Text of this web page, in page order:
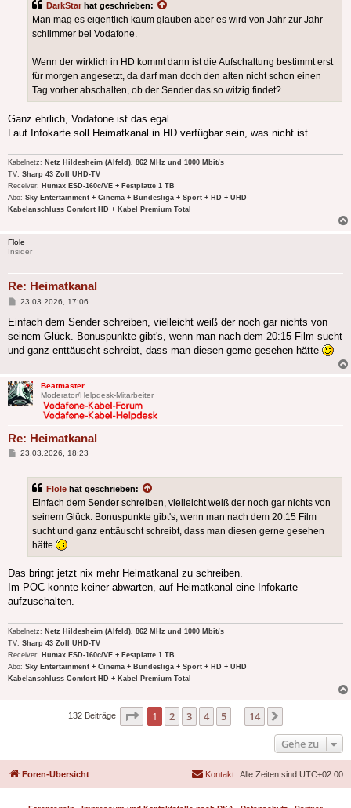
DarkStar hat geschrieben:
Man mag es eigentlich kaum glauben aber es wird von Jahr zur Jahr
schlimmer bei Vodafone.
Wenn der wirklich in HD kommt dann ist die Aufschaltung bestimmt erst
für morgen angesetzt, da darf man doch den alten nicht schon einen
Tag vorher abschalten, ob der Sender das so witzig findet?
Ganz ehrlich, Vodafone ist das egal.
Laut Infokarte soll Heimatkanal in HD verfügbar sein, was nicht ist.
Kabelnetz: Netz Hildesheim (Alfeld). 862 MHz und 1000 Mbit/s
TV: Sharp 43 Zoll UHD-TV
Receiver: Humax ESD-160c/VE + Festplatte 1 TB
Abo: Sky Entertainment + Cinema + Bundesliga + Sport + HD + UHD
Kabelanschluss Comfort HD + Kabel Premium Total
Flole
Insider
Re: Heimatkanal
Beitrag
23.03.2026, 17:06
Einfach dem Sender schreiben, vielleicht weiß der noch gar nichts von
seinem Glück. Bonuspunkte gibt's, wenn man nach dem 20:15 Film sucht
und ganz enttäuscht schreibt, dass man diesen gerne gesehen hätte
Beatmaster
Moderator/Helpdesk-Mitarbeiter
Re: Heimatkanal
Beitrag
23.03.2026, 18:23
Flole hat geschrieben:
Einfach dem Sender schreiben, vielleicht weiß der noch gar nichts von
seinem Glück. Bonuspunkte gibt's, wenn man nach dem 20:15 Film
sucht und ganz enttäuscht schreibt, dass man diesen gerne gesehen
hätte
Das bringt jetzt nix mehr Heimatkanal zu schreiben.
Im POC konnte keiner abwarten, auf Heimatkanal eine Infokarte
aufzuschalten.
Kabelnetz: Netz Hildesheim (Alfeld). 862 MHz und 1000 Mbit/s
TV: Sharp 43 Zoll UHD-TV
Receiver: Humax ESD-160c/VE + Festplatte 1 TB
Abo: Sky Entertainment + Cinema + Bundesliga + Sport + HD + UHD
Kabelanschluss Comfort HD + Kabel Premium Total
132 Beiträge Seite 1von 14
1 2 3 4 5 14
Gehe zu
Foren-Übersicht Alle Zeiten sind UTC+02:00
Kontakt